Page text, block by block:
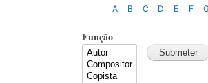
A B C D E F
Função